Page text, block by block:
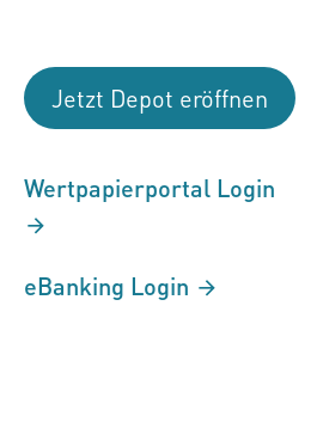
Jetzt Depot eröffnen
Wertpapierportal Login
eBanking Login